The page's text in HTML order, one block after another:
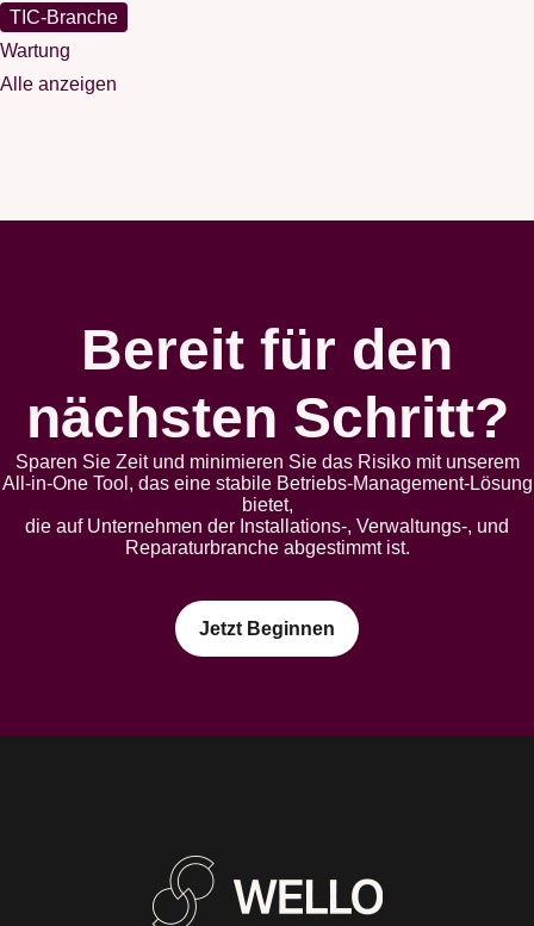
TIC-Branche
Wartung
Alle anzeigen
Bereit für den
nächsten Schritt?
Sparen Sie Zeit und minimieren Sie das Risiko mit unserem
All-in-One Tool, das eine stabile Betriebs-Management-Lösung
bietet,
die auf Unternehmen der Installations-, Verwaltungs-, und
Reparaturbranche abgestimmt ist.
Jetzt Beginnen